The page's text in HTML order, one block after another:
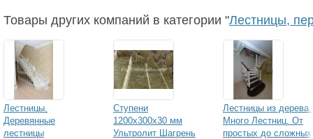
Товары других компаний в категории "Лестницы,
Лестницы.
Деревянные
лестницы
Ступени
1200х300х30 мм
Ультролит Шагрень
Лестницы из дерева.
Много Лестниц. От
простых до сложных